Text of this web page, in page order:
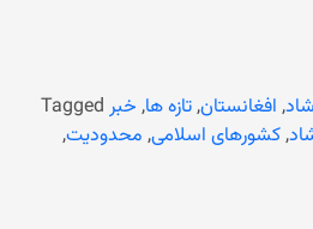
وضع شده علیه زنان و دختران در
است. این پیام را ارسال می‌کند که رنج
فریادهای ما برای کمک، شایسته توجه شما
نیست. اما این اسلامی نیست که ما می‌شناسیم.» در این نامه به محرومیت
و دیگر محدودیت‌ها اشاره شده و تاکید شده
«شریعت اسلامی» اعمال می‌شوند.
, افغانستان,تازه ها, خبر Tagged
,کشورهای اسلامی, محدودیت,